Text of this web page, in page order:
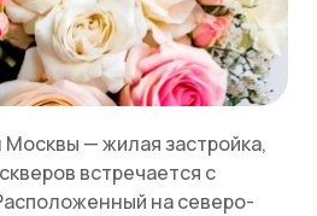
— жилая застройка,
встречается с
на северо-